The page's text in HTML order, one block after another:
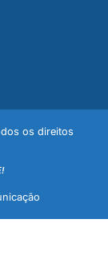
os direitos